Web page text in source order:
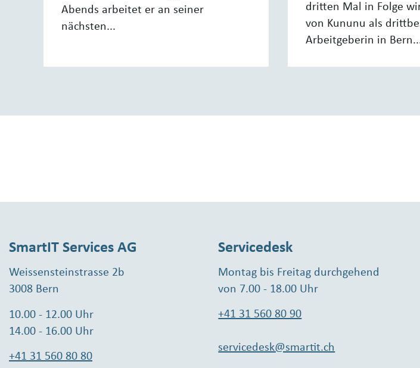
Abends arbeitet er an seiner
nächsten...
dritten Mal in Folge
von Kununu als
Arbeitgeberin in
SmartIT Services AG
Weissensteinstrasse 2b
3008 Bern
10.00 - 12.00 Uhr
14.00 - 16.00 Uhr
+41 31 560 80 80
Servicedesk
Montag bis Freitag durchgehend
von 7.00 - 18.00 Uhr
+41 31 560 80 90
servicedesk@smartit.ch